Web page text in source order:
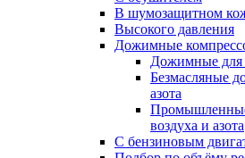
В шумозащитном
Высокого давления
Дожимные
Дожимные для
Безмасляные
азота
воздуха и азота
С бензиновым